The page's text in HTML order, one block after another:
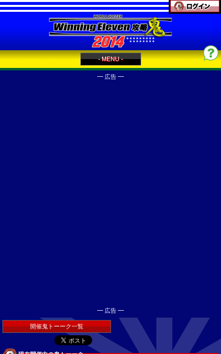
- MENU -
━ 広告 ━
━ 広告 ━
開催鬼トーーク一覧